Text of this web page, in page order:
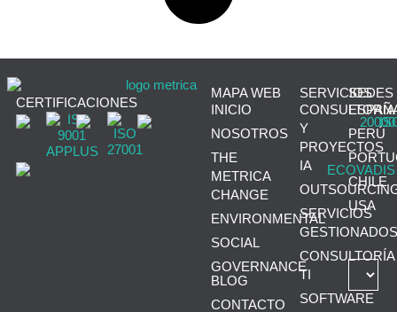
CERTIFICACIONES
MAPA WEB
INICIO
NOSOTROS
THE
METRICA
CHANGE
ENVIRONMENTAL
SOCIAL
GOVERNANCE
BLOG
CONTACTO
SERVICIOS
CONSULTORÍA
Y
PROYECTOS
IA
SERVICIOS
GESTIONADOS
CONSULTORÍA
TI
SOFTWARE
SEDES
PERÚ
CHILE
USA